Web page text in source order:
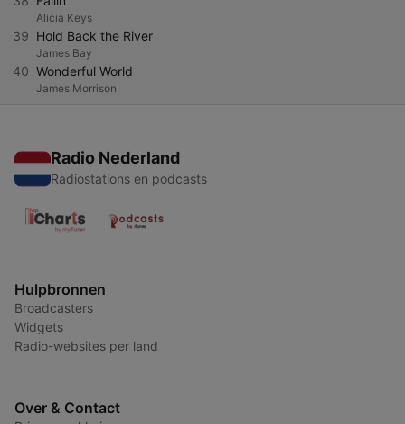
Alicia Keys
39 Hold Back the River
James Bay
40 Wonderful World
James Morrison
Radio Nederland
Radiostations en podcasts
Hulpbronnen
Broadcasters
Widgets
Radio-websites per land
Over & Contact